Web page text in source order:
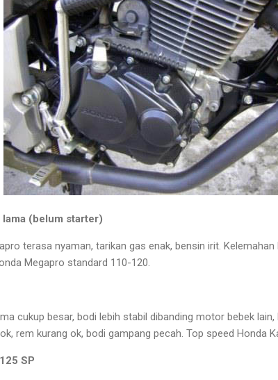
lama (belum starter)
terasa nyaman, tarikan gas enak, bensin irit.
Megapro standard 110-120.
cukup besar, bodi lebih stabil dibanding motor bebek
rem kurang ok, bodi gampang pecah. Top speed Honda
SP